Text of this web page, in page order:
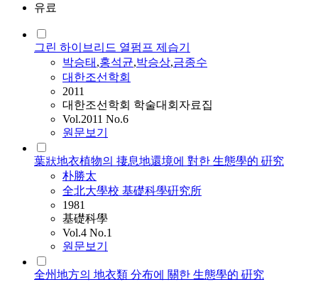
유료
그린 하이브리드 열펌프 제습기
박승태 ,홍석균,박승상,금종수
대한조선학회
2011
대한조선학회 학술대회자료집
Vol.2011 No.6
원문보기
葉狀地衣植物의 捿息地還境에 對한 生態學的 硏究
朴勝太
全北大學校 基礎科學硏究所
1981
基礎科學
Vol.4 No.1
원문보기
全州地方의 地衣類 分布에 關한 生態學的 硏究